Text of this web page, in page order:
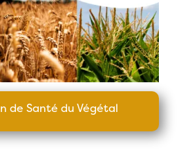
de Santé du Végétal